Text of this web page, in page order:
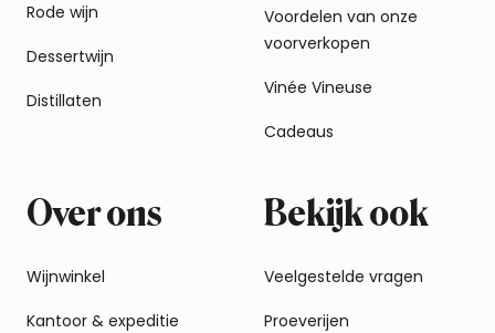
Rode wijn
Dessertwijn
Distillaten
Voordelen van onze
voorverkopen
Vinée Vineuse
Cadeaus
Over ons
Wijnwinkel
Kantoor & expeditie
Bekijk ook
Veelgestelde vragen
Proeverijen